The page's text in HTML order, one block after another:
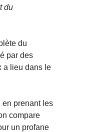
du
du
par des
a lieu dans le
en prenant les
compare
un profane